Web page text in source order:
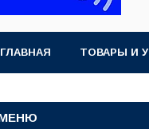
ГЛАВНАЯ ТОВАРЫ И